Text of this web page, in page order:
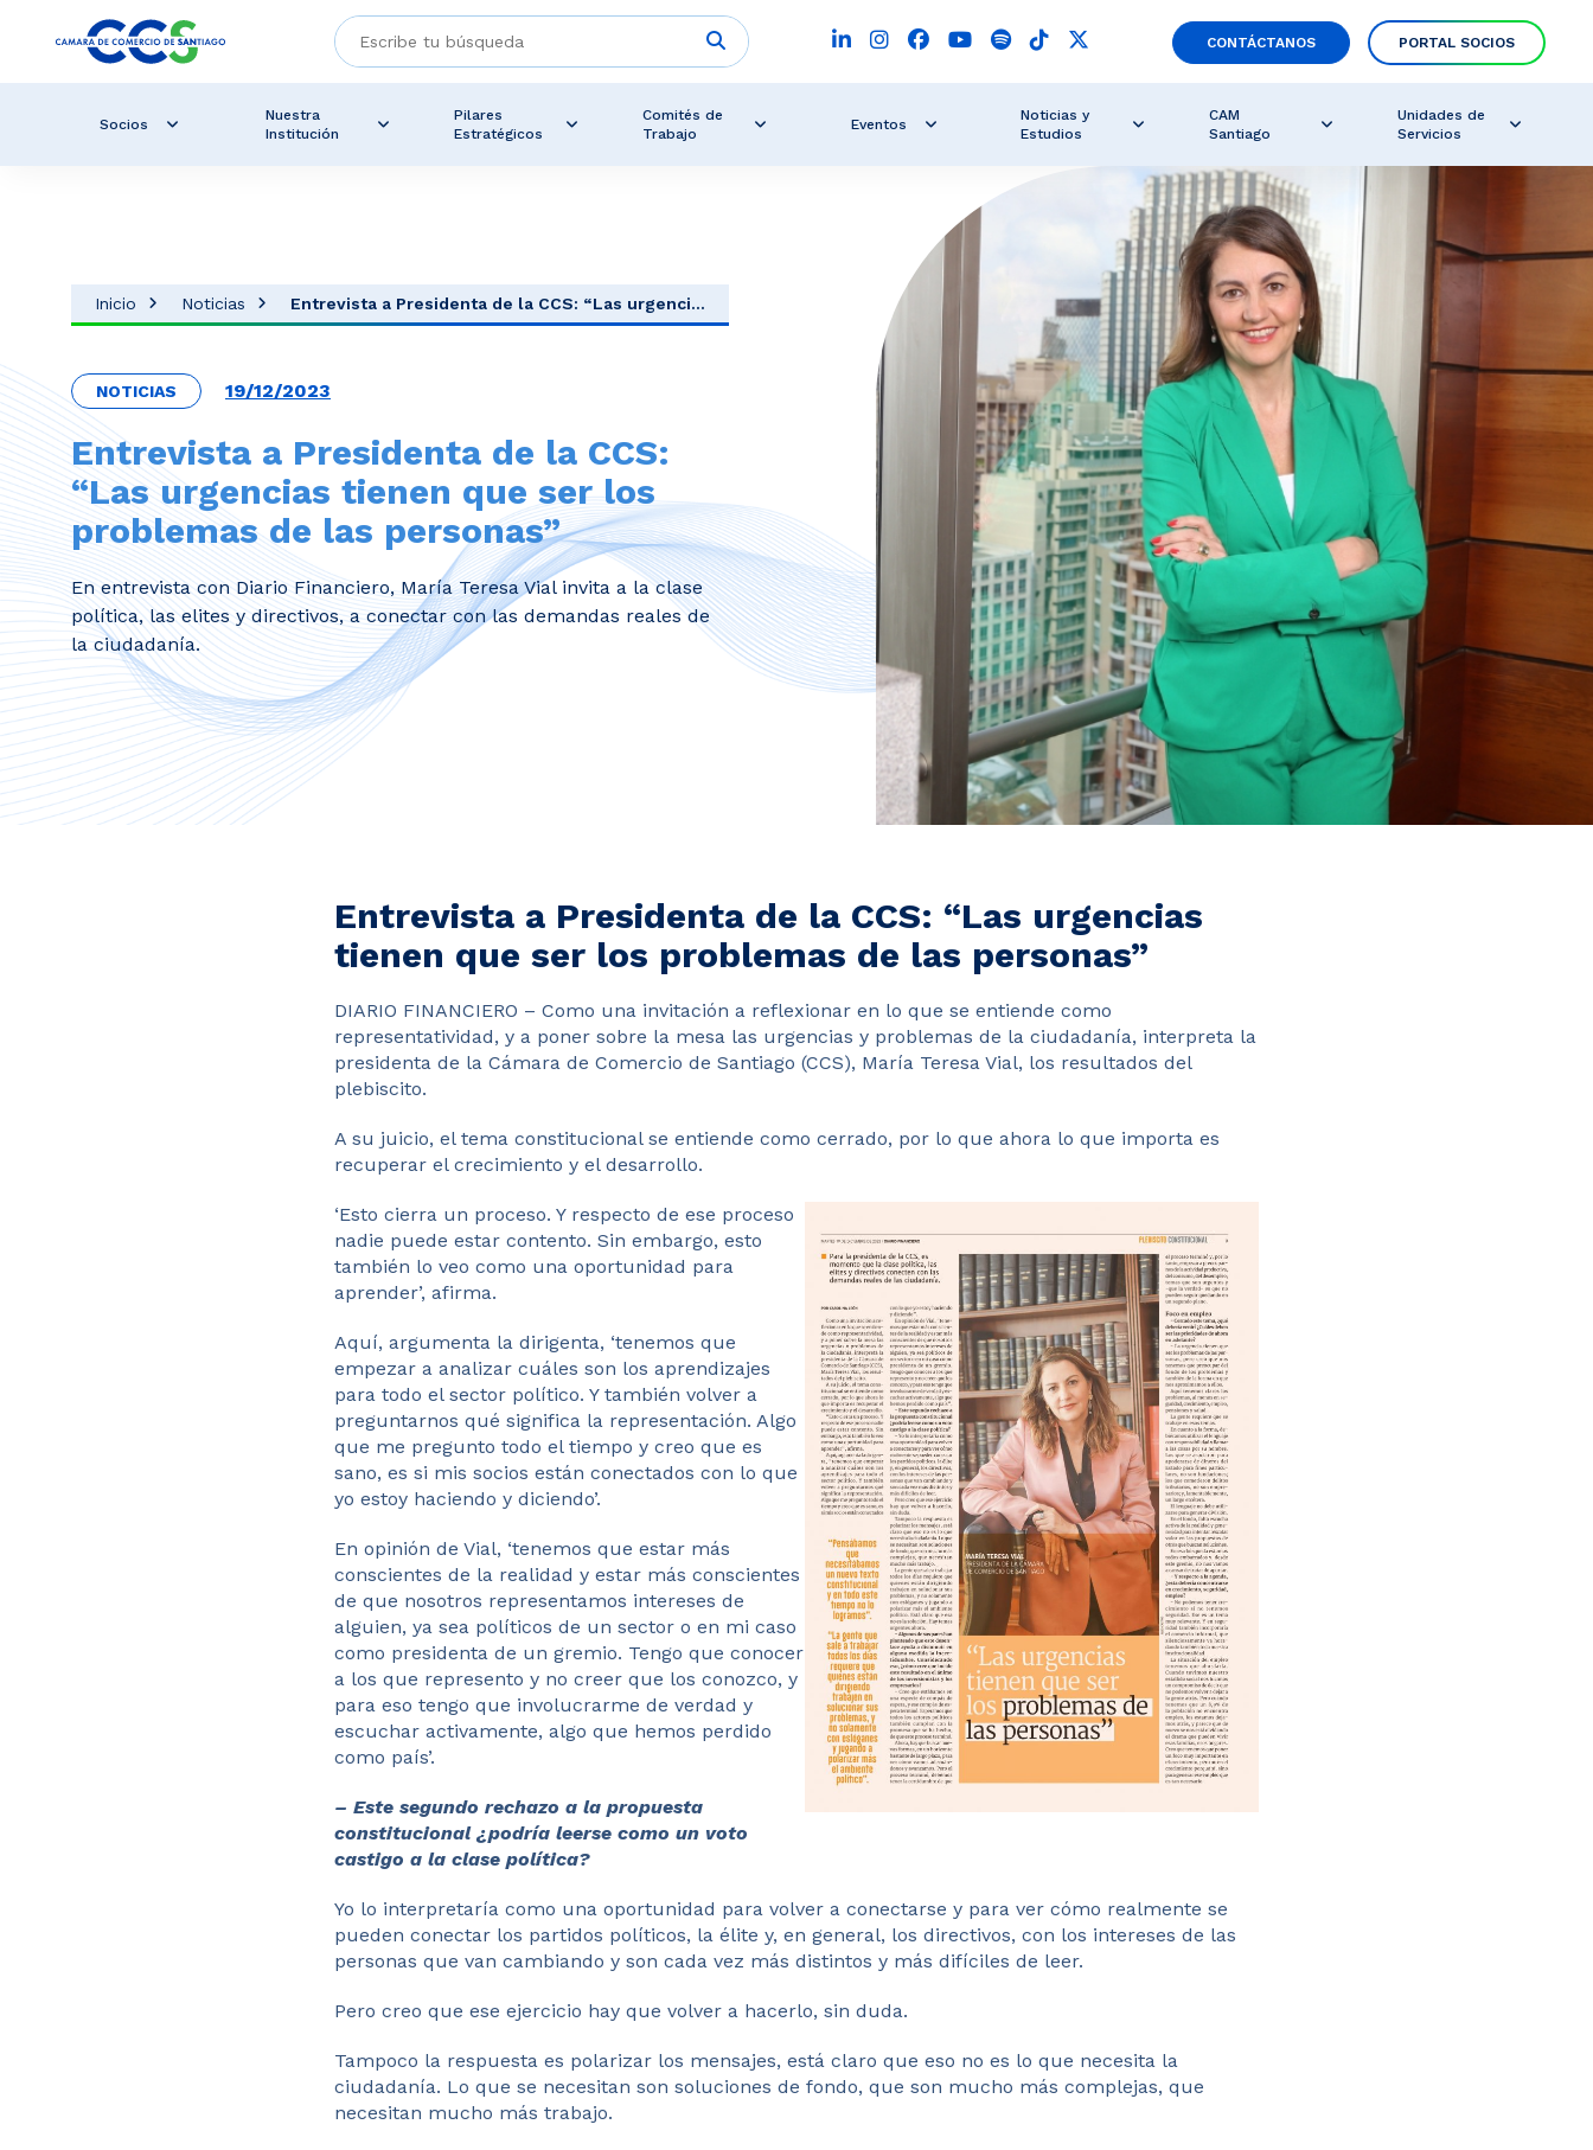
CONTÁCTANOS PORTAL SOCIOS
Socios
Nuestra
Institución
Pilares
Estratégicos
Comités de
Trabajo
Eventos
Noticias y
Estudios
CAM
Santiago
Unidades de
Servicios
Inicio Noticias Entrevista a Presidenta de la CCS: “Las urgenci...
NOTICIAS 19/12/2023
Entrevista a Presidenta de la CCS:
“Las urgencias tienen que ser los
problemas de las personas”
En entrevista con Diario Financiero, María Teresa Vial invita a la clase
política, las elites y directivos, a conectar con las demandas reales de
la ciudadanía.
Entrevista a Presidenta de la CCS: “Las urgencias
tienen que ser los problemas de las personas”
DIARIO FINANCIERO – Como una invitación a reflexionar en lo que se entiende como
representatividad, y a poner sobre la mesa las urgencias y problemas de la ciudadanía, interpreta la
presidenta de la Cámara de Comercio de Santiago (CCS), María Teresa Vial, los resultados del
plebiscito.
A su juicio, el tema constitucional se entiende como cerrado, por lo que ahora lo que importa es
recuperar el crecimiento y el desarrollo.
‘Esto cierra un proceso. Y respecto de ese proceso
nadie puede estar contento. Sin embargo, esto
también lo veo como una oportunidad para
aprender’, afirma.
Aquí, argumenta la dirigenta, ‘tenemos que
empezar a analizar cuáles son los aprendizajes
para todo el sector político. Y también volver a
preguntarnos qué significa la representación. Algo
que me pregunto todo el tiempo y creo que es
sano, es si mis socios están conectados con lo que
yo estoy haciendo y diciendo’.
En opinión de Vial, ‘tenemos que estar más
conscientes de la realidad y estar más conscientes
de que nosotros representamos intereses de
alguien, ya sea políticos de un sector o en mi caso
como presidenta de un gremio. Tengo que conocer
a los que represento y no creer que los conozco, y
para eso tengo que involucrarme de verdad y
escuchar activamente, algo que hemos perdido
como país’.
– Este segundo rechazo a la propuesta
constitucional ¿podría leerse como un voto
castigo a la clase política?
Yo lo interpretaría como una oportunidad para volver a conectarse y para ver cómo realmente se
pueden conectar los partidos políticos, la élite y, en general, los directivos, con los intereses de las
personas que van cambiando y son cada vez más distintos y más difíciles de leer.
Pero creo que ese ejercicio hay que volver a hacerlo, sin duda.
Tampoco la respuesta es polarizar los mensajes, está claro que eso no es lo que necesita la
ciudadanía. Lo que se necesitan son soluciones de fondo, que son mucho más complejas, que
necesitan mucho más trabajo.